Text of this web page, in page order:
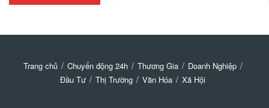
Trang chủ Chuyển động 24h Thương Gia
Doanh Nghiệp
Đầu Tư
Thị Trường Văn Hóa Xã Hội